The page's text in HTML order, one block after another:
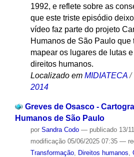
1992, e reflete sobre as
que este triste episódio
vídeo faz parte do projeto
Humanos de São Paulo que
mapear os lugares de lutas
direitos humanos.
Localizado em MIDIATECA /
2014
Greves de Osasco -
Humanos de São Paulo
por Sandra Codo — publicado13/
modificação05/06/2025 07:35 —
Transformação, Direitos humanos